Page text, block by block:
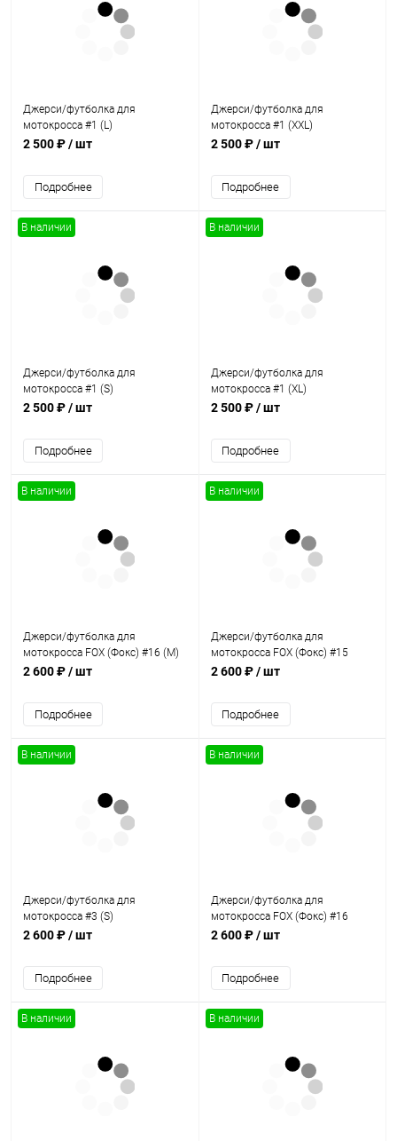
Джерси/футболка для
мотокросса #1 (L)
2 500 ₽/ шт
Подробнее
Джерси/футболка для
мотокросса #1 (XXL)
2 500 ₽/ шт
Подробнее
В наличии
Джерси/футболка для
мотокросса #1 (S)
2 500 ₽/ шт
Подробнее
В наличии
Джерси/футболка для
мотокросса #1 (XL)
2 500 ₽/ шт
Подробнее
В наличии
Джерси/футболка для
мотокросса FOX (Фокс) #16 (M)
2 600 ₽/ шт
Подробнее
В наличии
Джерси/футболка для
мотокросса FOX (Фокс) #15
(XXL)
2 600 ₽/ шт
Подробнее
В наличии
Джерси/футболка для
мотокросса #3 (S)
2 600 ₽/ шт
Подробнее
В наличии
Джерси/футболка для
мотокросса FOX (Фокс) #16
(XXL)
2 600 ₽/ шт
Подробнее
В наличии В наличии